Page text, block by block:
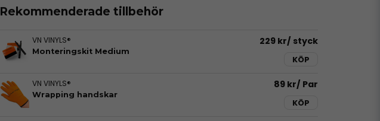
Rekommenderade tillbehör
VN VINYLS®
Monteringskit Medium
229 kr/ styck
KÖP
VN VINYLS®
Wrapping handskar
89 kr/ Par
KÖP